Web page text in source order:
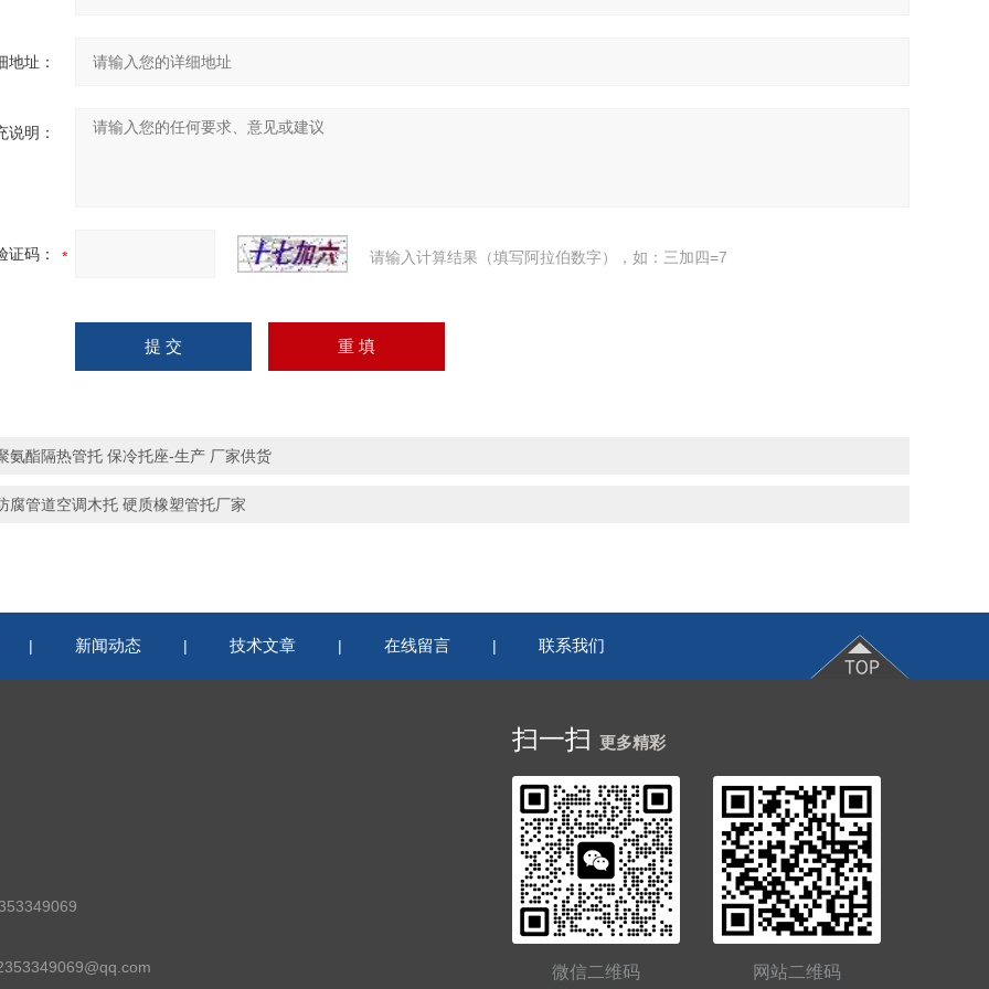
地址：
说明：
证码： 请输入计算结果（填写阿拉伯数字），如：三加四=7
氨酯隔热管托 保冷托座-生产 厂家供货
腐管道空调木托 硬质橡塑管托厂家
| 新闻动态 | 技术文章 | 在线留言 | 联系我们
扫一扫 更多精彩
微信二维码 网站二维码